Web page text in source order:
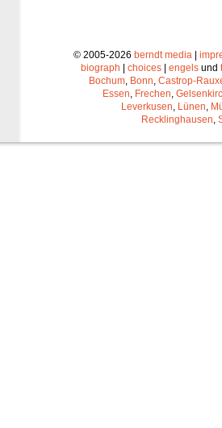
© 2005-2026 berndt media |
biograph | choices | engels und
Bochum Bonn Castrop-
Essen Frechen
Leverkusen Lünen
Recklinghausen